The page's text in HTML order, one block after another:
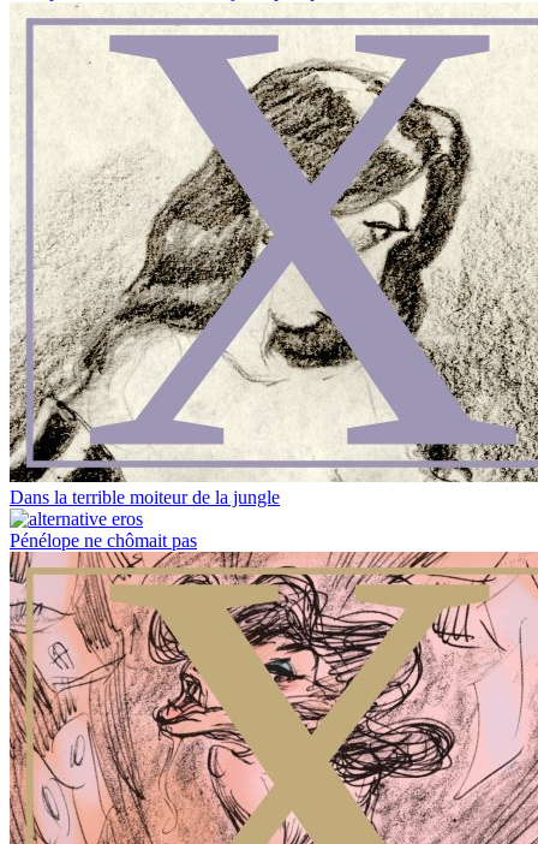
Dans la terrible moiteur de la jungle
Pénélope ne chômait pas